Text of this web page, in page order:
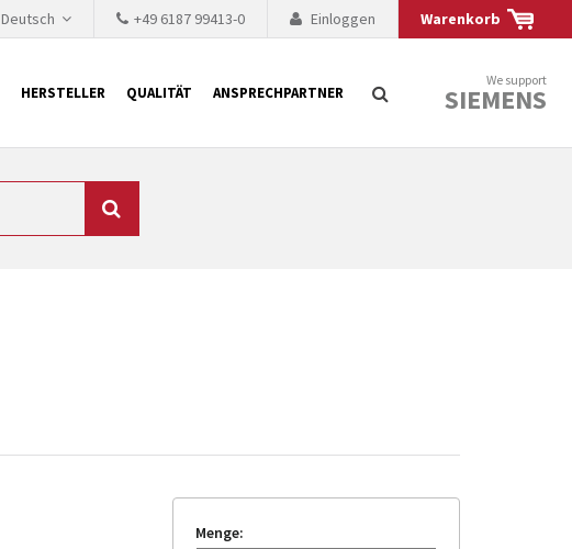
Warenkorb
Einloggen
+49 6187 99413-0
Deutsch
HERSTELLER QUALITÄT ANSPRECHPARTNER
We support
SIEMENS
Menge: